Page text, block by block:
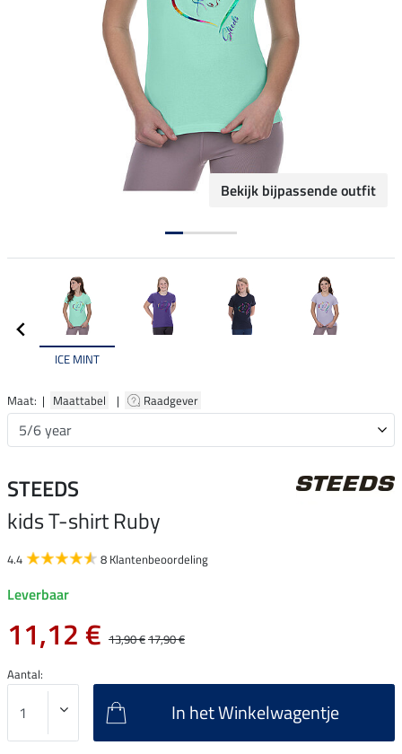
Bekijk bijpassende outfit
ICE MINT
Maat: | Maattabel | Raadgever
STEEDS
kids T-shirt Ruby
4.4 8 Klantenbeoordeling
Leverbaar
11,12 € 13,90 €17,90 €
Aantal:
In het Winkelwagentje